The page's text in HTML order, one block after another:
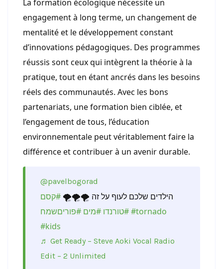
La formation écologique nécessite un
engagement à long terme, un changement de
mentalité et le développement constant
d’innovations pédagogiques. Des programmes
réussis sont ceux qui intègrent la théorie à la
pratique, tout en étant ancrés dans les besoins
réels des communautés. Avec les bons
partenariats, une formation bien ciblée, et
l’engagement de tous, l’éducation
environnementale peut véritablement faire la
différence et contribuer à un avenir durable.
@pavelbogorad
הילדים שלכם לעוף על זה 🌪🌪🌪#קסם
#טורנדו #מים #פוריםשמח
#tornado
#kids
♬ Get Ready – Steve Aoki Vocal Radio
Edit – 2 Unlimited